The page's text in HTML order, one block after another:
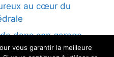
au cœur du
dans son garage
vous garantir la meilleure